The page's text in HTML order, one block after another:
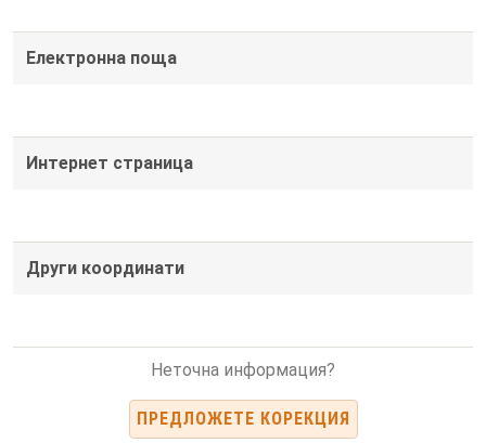
Електронна поща
Интернет страница
Други координати
Неточна информация?
ПРЕДЛОЖЕТЕ КОРЕКЦИЯ